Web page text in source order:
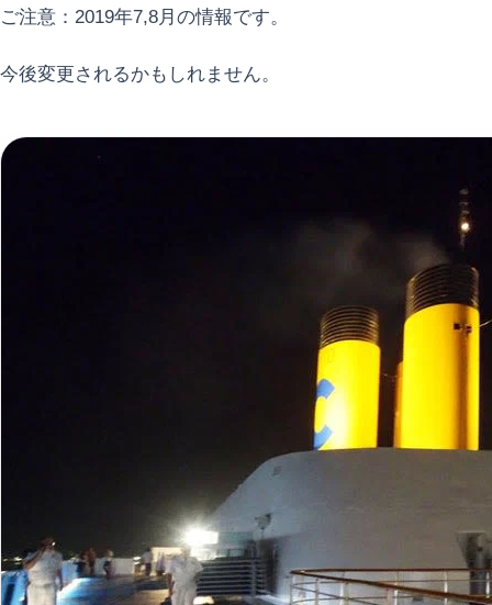
ご注意：2019年7,8月の情報です。
今後変更されるかもしれません。